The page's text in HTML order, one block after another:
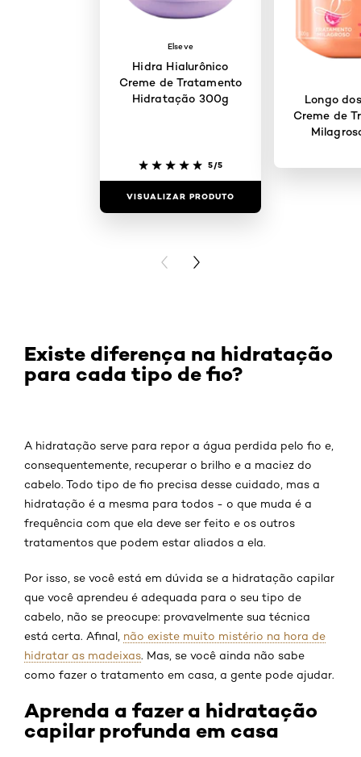
Elseve
Hidra Hialurônico
Creme de Tratamento
Hidratação 300g
5/5
VISUALIZAR PRODUTO
Longo
Creme de
PREVIOUS CARD
NEXT CARD
Existe diferença na hidratação
para cada tipo de fio?
A hidratação serve para repor a água perdida pelo fio e,
consequentemente, recuperar o brilho e a maciez do
cabelo. Todo tipo de fio precisa desse cuidado, mas a
hidratação é a mesma para todos - o que muda é a
frequência com que ela deve ser feito e os outros
tratamentos que podem estar aliados a ela.
Por isso, se você está em dúvida se a hidratação capilar
que você aprendeu é adequada para o seu tipo de
cabelo, não se preocupe: provavelmente sua técnica
está certa. Afinal, não existe muito mistério na hora de
hidratar as madeixas. Mas, se você ainda não sabe
como fazer o tratamento em casa, a gente pode ajudar.
Aprenda a fazer a hidratação
capilar profunda em casa